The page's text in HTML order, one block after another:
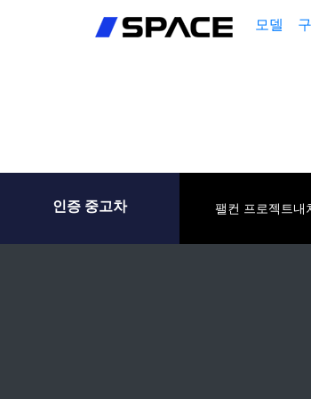
로그인
모델
인증 중고차 팰컨 프로젝트내